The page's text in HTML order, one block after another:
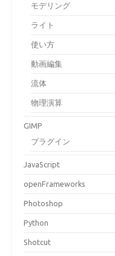
モデリング
ライト
使い方
動画編集
流体
物理演算
GIMP
プラグイン
JavaScript
openFrameworks
Photoshop
Python
Shotcut